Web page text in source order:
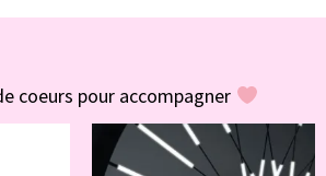
coeurs pour accompagner